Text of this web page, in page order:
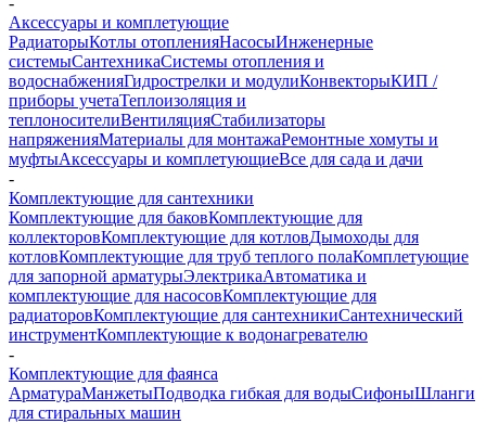
Аксессуары и комплетующие
РадиаторыКотлы отопленияНасосыИнженерные
системыСантехникаСистемы отопления и
водоснабженияГидрострелки и модулиКонвекторыКИП /
приборы учетаТеплоизоляция и
теплоносителиВентиляцияСтабилизаторы
напряженияМатериалы для монтажаРемонтные хомуты и
муфтыАксессуары и комплетующиеВсе для сада и дачи
-
Комплектующие для сантехники
Комплектующие для баковКомплектующие для
коллекторовКомплектующие для котловДымоходы для
котловКомплектующие для труб теплого полаКомплетующие
для запорной арматурыЭлектрикаАвтоматика и
комплектующие для насосовКомплектующие для
радиаторовКомплектующие для сантехникиСантехнический
инструментКомплектующие к водонагревателю
-
Комплектующие для фаянса
АрматураМанжетыПодводка гибкая для водыСифоныШланги
для стиральных машин